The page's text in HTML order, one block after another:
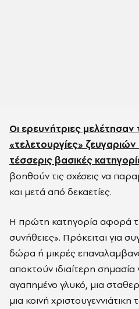
Οι ερευνήτριες μελέτησαν
«τελετουργίες»
τέσσερις βασικές
βοηθούν τις σχέσεις να
και μετά από δεκαετίες.
Η πρώτη κατηγορία αφορά
συνήθειες». Πρόκειται για
δώρα ή μικρές
αποκτούν ιδιαίτερη σημασία
αγαπημένο γλυκό, μια
μια κοινή